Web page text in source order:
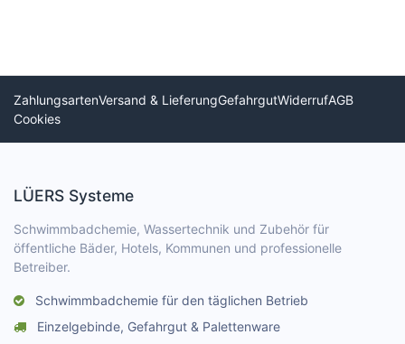
ZahlungsartenVersand & LieferungGefahrgutWiderrufAGB
Cookies
LÜERS Systeme
Schwimmbadchemie, Wassertechnik und Zubehör für
öffentliche Bäder, Hotels, Kommunen und professionelle
Betreiber.
Schwimmbadchemie für den täglichen Betrieb
Einzelgebinde, Gefahrgut & Palettenware